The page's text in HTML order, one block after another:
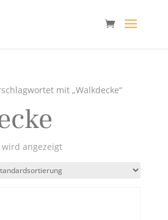
mit „Walkdecke“
wird angezeigt